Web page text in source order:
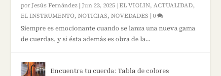
porJesús Fernández |Jun 23, 2025 |EL VIOLIN,ACTUALIDAD,
EL INSTRUMENTO,NOTICIAS,NOVEDADES |0
Siempre es emocionante cuando se lanza una nueva gama
de cuerdas, y si ésta además es obra de la...
Encuentra tu cuerda: Tabla de colores